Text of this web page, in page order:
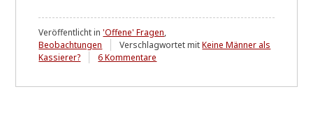
Veröffentlicht in'Offene' Fragen,
Beobachtungen
Verschlagwortet mitKeine Männer als
Kassierer?
6 Kommentare